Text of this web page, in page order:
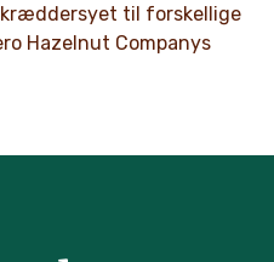
til forskellige
Hazelnut Companys